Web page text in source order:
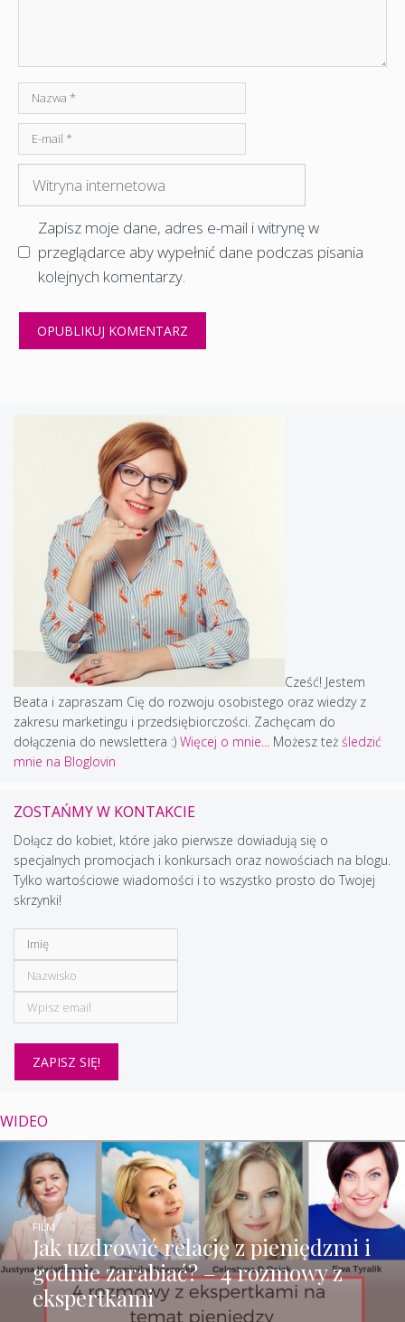
Nazwa
mail
internetowa
Zapisz moje dane, adres e-mail i witrynę w
przeglądarce aby wypełnić dane podczas pisania
kolejnych komentarzy.
Cześć! Jestem
Beata i zapraszam Cię do rozwoju osobistego oraz wiedzy z
zakresu marketingu i przedsiębiorczości. Zachęcam do
dołączenia do newslettera :) Więcej o mnie... Możesz też śledzić
mnie na Bloglovin
ZOSTAŃMY W KONTAKCIE
Dołącz do kobiet, które jako pierwsze dowiadują się o
specjalnych promocjach i konkursach oraz nowościach na blogu.
Tylko wartościowe wiadomości i to wszystko prosto do Twojej
skrzynki!
WIDEO
Jak uzdrowić relację z pieniędzmi i
godnie zarabiać? – 4 rozmowy z
ekspertkami
FILM